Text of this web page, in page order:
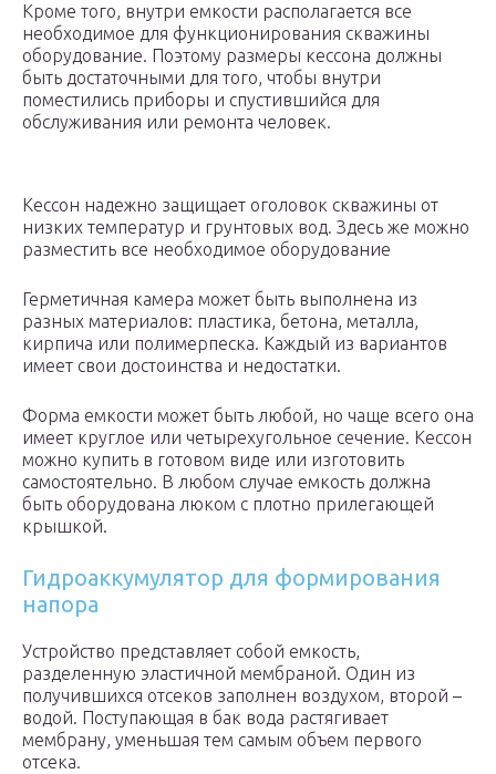
Кроме того, внутри емкости располагается все
необходимое для функционирования скважины
оборудование. Поэтому размеры кессона должны
быть достаточными для того, чтобы внутри
поместились приборы и спустившийся для
обслуживания или ремонта человек.
Кессон надежно защищает оголовок скважины от
низких температур и грунтовых вод. Здесь же можно
разместить все необходимое оборудование
Герметичная камера может быть выполнена из
разных материалов: пластика, бетона, металла,
кирпича или полимерпеска. Каждый из вариантов
имеет свои достоинства и недостатки.
Форма емкости может быть любой, но чаще всего она
имеет круглое или четырехугольное сечение. Кессон
можно купить в готовом виде или изготовить
самостоятельно. В любом случае емкость должна
быть оборудована люком с плотно прилегающей
крышкой.
Гидроаккумулятор для формирования
напора
Устройство представляет собой емкость,
разделенную эластичной мембраной. Один из
получившихся отсеков заполнен воздухом, второй –
водой. Поступающая в бак вода растягивает
мембрану, уменьшая тем самым объем первого
отсека.